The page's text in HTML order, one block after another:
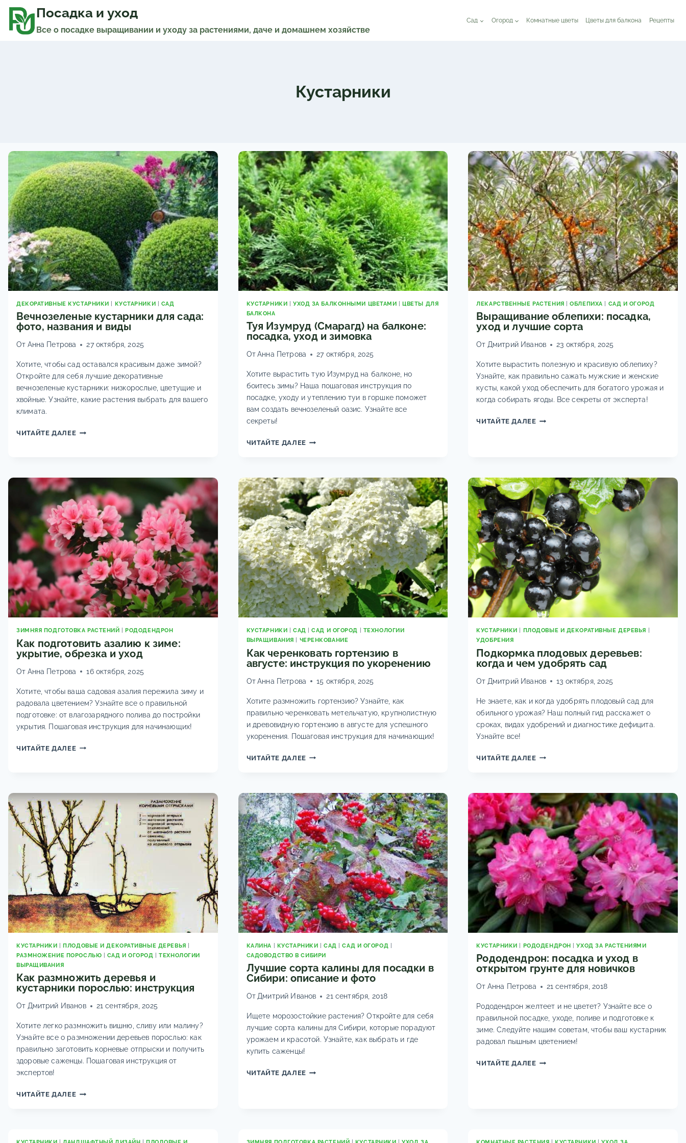
содержимомуПосадка и уход
Все о посадке выращивании и уходу за растениями, даче и домашнем хозяйстве
Сад Огород Комнатные цветы Цветы для балкона Рецепты
Кустарники
ДЕКОРАТИВНЫЕ КУСТАРНИКИ | КУСТАРНИКИ | САД
Вечнозеленые кустарники для сада:
фото, названия и виды
От Анна Петрова 27 октября, 2025
Хотите, чтобы сад оставался красивым даже зимой?
Откройте для себя лучшие декоративные
вечнозеленые кустарники: низкорослые, цветущие и
хвойные. Узнайте, какие растения выбрать для вашего
климата.
ЧИТАЙТЕ ДАЛЕЕВЕЧНОЗЕЛЕНЫЕ
НАЗВАНИЯ
И
ВИДЫ
КУСТАРНИКИ | УХОД ЗА БАЛКОННЫМИ ЦВЕТАМИ |ЦВЕТЫ ДЛЯ
БАЛКОНА
Туя Изумруд (Смарагд) на балконе:
посадка, уход и зимовка
ОтАнна Петрова 27 октября, 2025
Хотите вырастить тую Изумруд на балконе, но
боитесь зимы? Наша пошаговая инструкция по
посадке, уходу и утеплению туи в горшке поможет
вам создать вечнозеленый оазис. Узнайте все
секреты!
ЧИТАЙТЕ ДАЛЕЕТУЯ
БАЛКОНЕ:
ПОСАДКА,
УХОД
И
ЗИМОВКА
ЛЕКАРСТВЕННЫЕ РАСТЕНИЯ |ОБЛЕПИХА | САД И ОГОРОД
Выращивание облепихи: посадка,
уход и лучшие сорта
От Дмитрий Иванов 23 октября, 2025
Хотите вырастить полезную и красивую облепиху?
Узнайте, как правильно сажать мужские и женские
кусты, какой уход обеспечить для богатого урожая и
когда собирать ягоды. Все секреты от эксперта!
ЧИТАЙТЕ ДАЛЕЕВЫРАЩИВАНИЕ
СОРТА
ЗИМНЯЯ ПОДГОТОВКА РАСТЕНИЙ |РОДОДЕНДРОН
Как подготовить азалию к зиме:
укрытие, обрезка и уход
От Анна Петрова 16 октября, 2025
Хотите, чтобы ваша садовая азалия пережила зиму и
радовала цветением? Узнайте все о правильной
подготовке: от влагозарядного полива до постройки
укрытия. Пошаговая инструкция для начинающих!
ЧИТАЙТЕ ДАЛЕЕКАК
УКРЫТИЕ,
ОБРЕЗКА
И
УХОД
КУСТАРНИКИ САД |САД И ОГОРОД
ТЕХНОЛОГИИ
ВЫРАЩИВАНИЯ
ЧЕРЕНКОВАНИЕ
Как черенковать гортензию в
августе: инструкция по укоренению
ОтАнна Петрова 15 октября, 2025
Хотите размножить гортензию? Узнайте, как
правильно черенковать метельчатую, крупнолистную
и древовидную гортензию в августе для успешного
укоренения. Пошаговая инструкция для начинающих!
ЧИТАЙТЕ ДАЛЕЕКАК
АВГУСТЕ:
ИНСТРУКЦИЯ
ПО
УКОРЕНЕНИЮ
КУСТАРНИКИ ПЛОДОВЫЕ И ДЕКОРАТИВНЫЕ ДЕРЕВЬЯ
УДОБРЕНИЯ
Подкормка плодовых деревьев:
когда и чем удобрять сад
От Дмитрий Иванов 13 октября, 2025
Не знаете, как и когда удобрять плодовый сад для
обильного урожая? Наш полный гид расскажет о
сроках, видах удобрений и диагностике дефицита.
Узнайте все!
ЧИТАЙТЕ ДАЛЕЕПОДКОРМКА
И
ЧЕМ
УДОБРЯТЬ
САД
КУСТАРНИКИ |ПЛОДОВЫЕ И ДЕКОРАТИВНЫЕ ДЕРЕВЬЯ |
РАЗМНОЖЕНИЕ ПОРОСЛЬЮ | САД И ОГОРОД |ТЕХНОЛОГИИ
ВЫРАЩИВАНИЯ
Как размножить деревья и
кустарники порослью: инструкция
От Дмитрий Иванов 21 сентября, 2025
Хотите легко размножить вишню, сливу или малину?
Узнайте все о размножении деревьев порослью: как
правильно заготовить корневые отпрыски и получить
здоровые саженцы. Пошаговая инструкция от
экспертов!
ЧИТАЙТЕ ДАЛЕЕКАК
КАЛИНА | КУСТАРНИКИ |САД |САД И ОГОРОД |
САДОВОДСТВО В СИБИРИ
Лучшие сорта калины для посадки в
Сибири: описание и фото
От Дмитрий Иванов 21 сентября, 2018
Ищете морозостойкие растения? Откройте для себя
лучшие сорта калины для Сибири, которые порадуют
урожаем и красотой. Узнайте, как выбрать и где
купить саженцы!
ЧИТАЙТЕ ДАЛЕЕЛУЧШИЕ
КУСТАРНИКИ | РОДОДЕНДРОН |УХОД ЗА РАСТЕНИЯМИ
Рододендрон: посадка и уход в
открытом грунте для новичков
От Анна Петрова 21 сентября, 2018
Рододендрон желтеет и не цветет? Узнайте все о
правильной посадке, уходе, поливе и подготовке к
зиме. Следуйте нашим советам, чтобы ваш кустарник
радовал пышным цветением!
ЧИТАЙТЕ ДАЛЕЕРОДОДЕНДРОН: